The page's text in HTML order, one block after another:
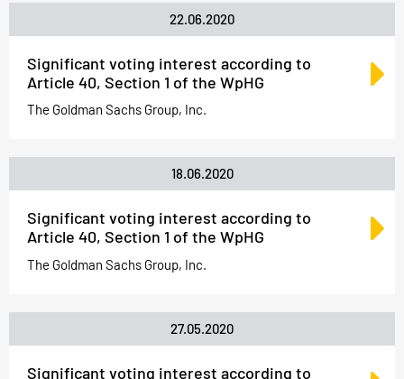
22.06.2020
Significant voting interest according to
Article 40, Section 1 of the WpHG
The Goldman Sachs Group, Inc.
18.06.2020
Significant voting interest according to
Article 40, Section 1 of the WpHG
The Goldman Sachs Group, Inc.
27.05.2020
Significant voting interest according to